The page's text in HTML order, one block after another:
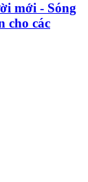
mới - Sóng
cho các